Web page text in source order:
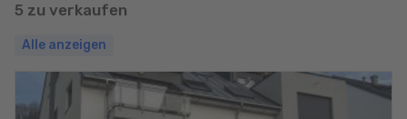
ensemble un lieu qui vous ressemble — un véritable chez-vous.
5 zu verkaufen
Alle anzeigen